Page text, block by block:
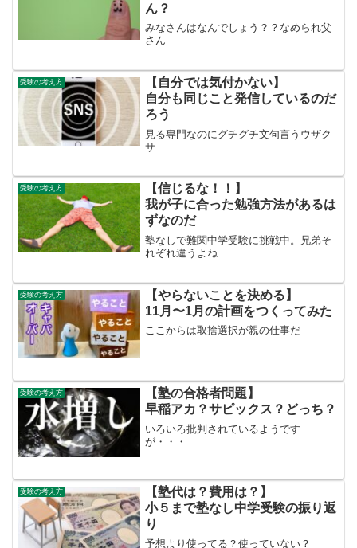
ん？
みなさんはなんでしょう？？なめられ父
さん
受験の考え方
【自分では気付かない】
自分も同じこと発信しているのだ
ろう
見る専門なのにグチグチ文句言うウザク
サ
受験の考え方
【信じるな！！】
我が子に合った勉強方法があるは
ずなのだ
塾なしで難関中学受験に挑戦中。兄弟そ
れぞれ違うよね
受験の考え方
【やらないことを決める】
11月〜1月の計画をつくってみた
ここからは取捨選択が親の仕事だ
受験の考え方
【塾の合格者問題】
早稲アカ？サピックス？どっち？
いろいろ批判されているようです
が・・・
受験の考え方
【塾代は？費用は？】
小５まで塾なし中学受験の振り返
り
予想より使ってる？使っていない？